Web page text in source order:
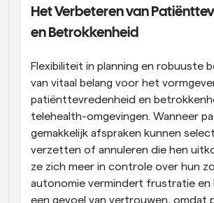
Het Verbeteren van
en Betrokkenheid
Flexibiliteit in planning en robuuste
van vitaal belang voor het
patiënttevredenheid en
telehealth-omgevingen. Wanneer
gemakkelijk afspraken kunnen
verzetten of annuleren die hen
ze zich meer in controle over hun
autonomie vermindert frustratie en
een gevoel van vertrouwen, omdat